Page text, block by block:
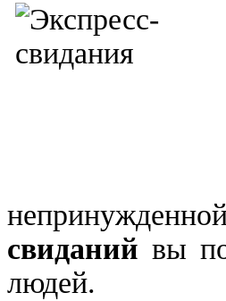
свиданий вы
людей.